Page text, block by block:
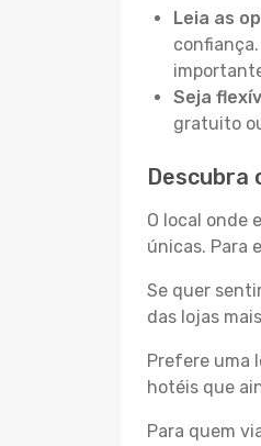
Leia as
Seja
gratuito
Descubra
O local onde
únicas. Para
Se quer
das lojas
Prefere uma
hotéis que
Para quem